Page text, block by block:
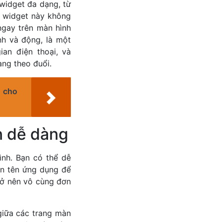
đa dạng, từ
này không
trên màn hình
và động, là một
điện thoại, và
theo đuổi.
cho
dễ dàng
Bạn có thể dễ
tên ứng dụng để
nên vô cùng đơn
các trang màn